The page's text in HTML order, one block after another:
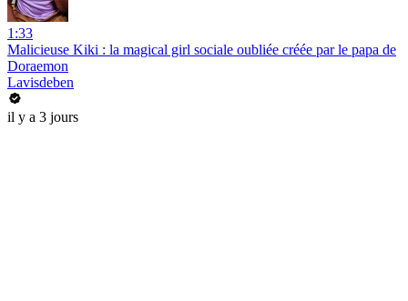
1:33
Malicieuse Kiki : la magical girl sociale oubliée créée par le papa de
Doraemon
Lavisdeben
il y a 3 jours